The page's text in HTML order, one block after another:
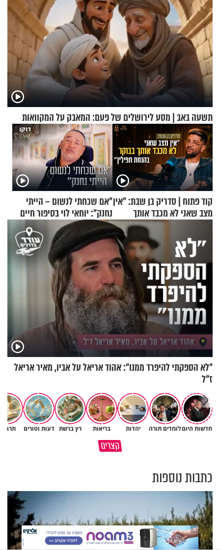
תשעה באב | מסע לירושלים של פעם: המאבק על המקוואות
קוד פתוח | סדריק בן שבת: "אין
מצב שאני לא מכבד אותך
בבוקר בהנחת תפילין"
"אם שכחתי לנשום – הייתי
נחנק": יוחאי לוי בסיפור חיים
מעורר השראה
"לא הספקתי להיפרד ממנו": אהוד אריאל על אביו, מאיר אריאל
ז"ל
חדשות היוםלומדים תורה יהדות בריאות רץ ברשת דעות וטורים
קצריםמדוע האמונה נמשלה למלח?
גם ׳הרע׳ זה הרחמים של בורא
כתבות נוספות
X